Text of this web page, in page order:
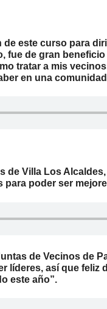
este curso para
fue de gran
tratar a mis
en una
de Villa Los
poder ser
de Vecinos de
líderes, así que
este año”.